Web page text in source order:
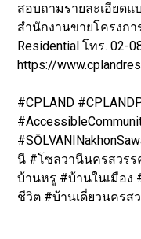
สอบถามรายละเอียด
สำนักงานขายโครงกา
Residential โทร. 02-
https://
#CPLAND
นี #โซลวานีนครสวร
บ้านหรู #บ้านในเมือ
ชีวิต #บ้านเดี่ยวนครส